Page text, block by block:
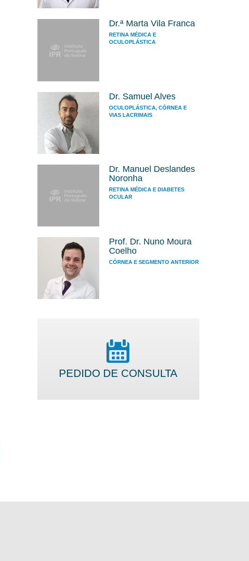
Dr.ª Marta Vila Franca
RETINA MÉDICA E
OCULOPLÁSTICA
Dr. Samuel Alves
OCULOPLÁSTICA, CÓRNEA E
VIAS LACRIMAIS
Dr. Manuel Deslandes
Noronha
RETINA MÉDICA E DIABETES
OCULAR
Prof. Dr. Nuno Moura
Coelho
CÓRNEA E SEGMENTO ANTERIOR
PEDIDO DE CONSULTA